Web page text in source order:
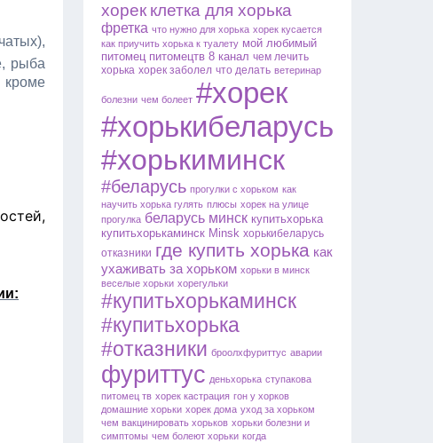
,
рыба
хорек клетка для хорька
фретка что нужно для хорька хорек кусается
как приучить хорька к туалету мой любимый
питомец питомецтв 8 канал чем лечить
хорька хорек заболел что делать ветеринар
болезни чем болеет #хорек
#хорькибеларусь
#хорькиминск
#беларусь прогулки с хорьком как
научить хорька гулять плюсы хорек на улице
прогулка беларусь минск купитьхорька
купитьхорькаминск Minsk хорькибеларусь
отказники где купить хорька как
ухаживать за хорьком хорьки в минск
веселые хорьки хорегульки
#купитьхорькаминск
#купитьхорька
#отказники броолхфуриттус аварии
фуриттус деньхорька ступакова
питомец тв хорек кастрация гон у хорков
домашние хорьки хорек дома уход за хорьком
чем вакцинировать хорьков хорьки болезни и
симптомы чем болеют хорьки когда